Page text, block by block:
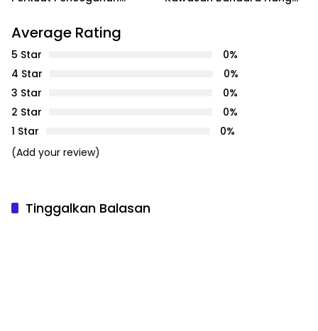
Average Rating
5 Star
0%
4 Star
0%
3 Star
0%
2 Star
0%
1 Star
0%
(Add your review)
Tinggalkan Balasan